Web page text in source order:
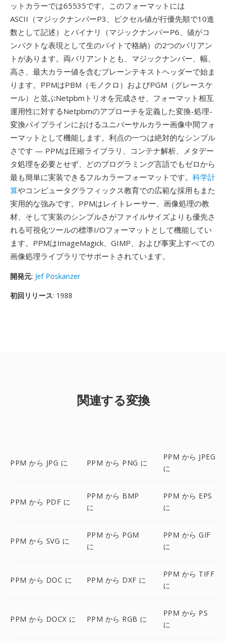
ットカラーでは65535です。このフォーマットには
ASCII（マジックナンバーP3、ピクセル値が行優先順で10進
数として記述）とバイナリ（マジックナンバーP6、値がコ
ンパクトな表現として生のバイトで格納）の2つのバリアン
トがあります。両バリアントとも、マジックナンバー、幅、
高さ、最大カラー値を含むプレーンテキストヘッダーで始ま
ります。PPMはPBM（モノクロ）およびPGM（グレースケ
ール）と並ぶNetpbmトリオを完成させ、フォーマット相互
運用性に対するNetpbmのアプローチを定義した変換-処理-
変換パイプラインにおけるユニバーサルカラー画像中間フォ
ーマットとして機能します。利点の一つは絶対的なシンプル
さです — PPMは圧縮ライブラリ、コンテナ解析、メタデー
タ処理を必要とせず、どのプログラミング言語でもゼロから
最も簡単に実装できるフルカラーフォーマットです。 科学計
算やコンピュータグラフィックス教育での広範な採用もまた
実用的な強みです。PPMはレイトレーサー、画像処理の教
材、そして実装のシンプルさがファイルサイズよりも優先さ
れる可視化ツールの標準I/Oフォーマットとして機能してい
ます。PPMはImageMagick、GIMP、および事実上すべての
画像処理ライブラリでサポートされています。
開発元: Jef Poskanzer
初回リリース: 1988
関連する変換
PPM から JPG に PPM から PNG に
PPM から JPEG
に
PPM から PDF に
PPM から BMP
に
PPM から EPS
に
PPM から SVG に
PPM から PGM
に
PPM から GIF
に
PPM から DOC に PPM から DXF に
PPM から TIFF
に
PPM から DOCX に PPM から RGB に
PPM から PS
に